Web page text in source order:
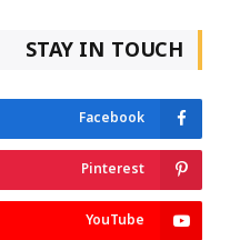
STAY IN TOUCH
Facebook
Pinterest
YouTube